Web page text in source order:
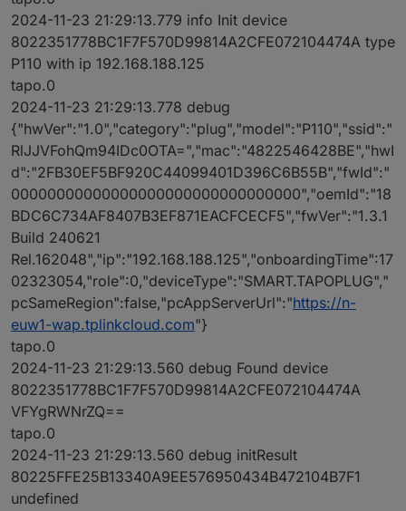
2024-11-23 21:29:13.779 info Init device
8022351778BC1F7F570D99814A2CFE072104474A type
P110 with ip 192.168.188.125
tapo.0
2024-11-23 21:29:13.778 debug
{"hwVer":"1.0","category":"plug","model":"P110","ssid":"
RlJJVFohQm94IDc0OTA=","mac":"4822546428BE","hwI
d":"2FB30EF5BF920C44099401D396C6B55B","fwId":"
00000000000000000000000000000000","oemId":"18
BDC6C734AF8407B3EF871EACFCECF5","fwVer":"1.3.1
Build 240621
Rel.162048","ip":"192.168.188.125","onboardingTime":17
02323054,"role":0,"deviceType":"SMART.TAPOPLUG","
pcSameRegion":false,"pcAppServerUrl":"https://n-
euw1-wap.tplinkcloud.com"}
tapo.0
2024-11-23 21:29:13.560 debug Found device
8022351778BC1F7F570D99814A2CFE072104474A
VFYgRWNrZQ==
tapo.0
2024-11-23 21:29:13.560 debug initResult
80225FFE25B13340A9EE576950434B472104B7F1
undefined